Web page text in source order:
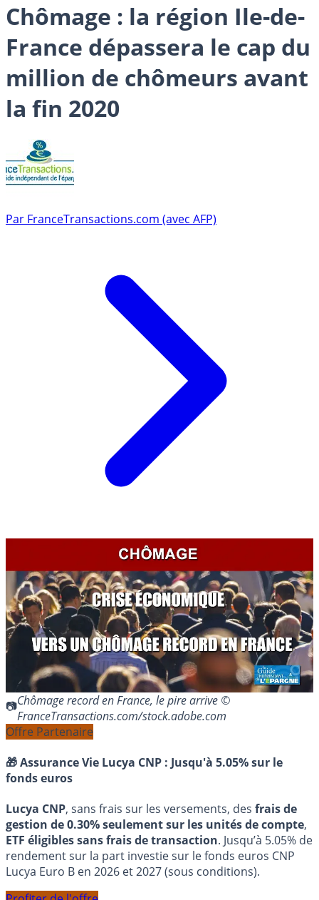
Chômage : la région Ile-de-
France dépassera le cap du
million de chômeurs avant
la fin 2020
Par FranceTransactions.com (avec AFP)
Chômage record en France, le pire arrive ©
FranceTransactions.com/stock.adobe.com
Offre Partenaire
🎁 Assurance Vie Lucya CNP : Jusqu'à 5.05% sur le
fonds euros
Lucya CNP, sans frais sur les versements, des frais de
gestion de 0.30% seulement sur les unités de compte,
ETF éligibles sans frais de transaction. Jusqu’à 5.05% de
rendement sur la part investie sur le fonds euros CNP
Lucya Euro B en 2026 et 2027 (sous conditions).